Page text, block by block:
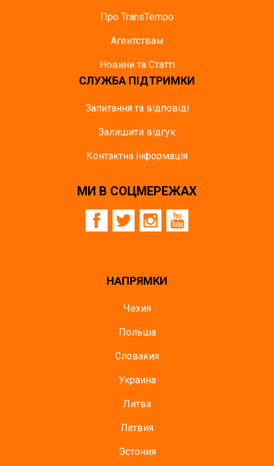
Про TransTempo
Агентствам
Новини та Статті
СЛУЖБА ПІДТРИМКИ
Запитання та відповіді
Залишити відгук
Контактна інформація
МИ В СОЦМЕРЕЖАХ
НАПРЯМКИ
Чехия
Польша
Словакия
Украина
Литва
Латвия
Эстония